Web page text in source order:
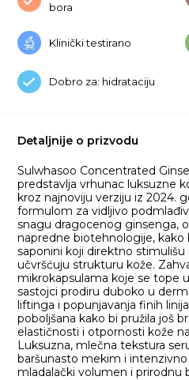
bora
Klinički testirano
Dobro za: hidrataciju
Detaljnije o prizvodu
Sulwhasoo Concentrated
predstavlja vrhunac luksuzne
kroz najnoviju verziju iz 2024.
formulom za vidljivo
snagu dragocenog ginsenga,
napredne biotehnologije, kako
saponini koji direktno
učvršćuju strukturu kože.
mikrokapsulama koje se tope
sastojci prodiru duboko u
liftinga i popunjavanja finih
poboljšana kako bi pružila još
elastičnosti i otpornosti kože
Luksuzna, mlečna tekstura
baršunasto mekim i
mladalački volumen i prirodnu